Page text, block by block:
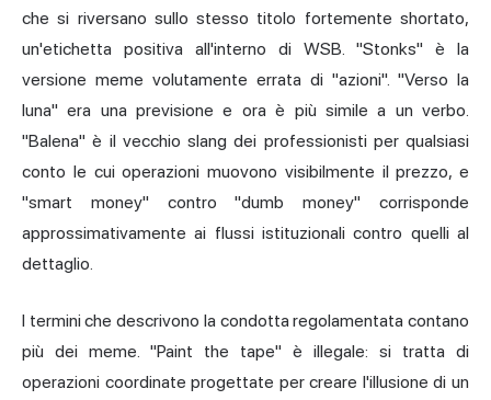
che si riversano sullo stesso titolo fortemente shortato,
un'etichetta positiva all'interno di WSB. "Stonks" è la
versione meme volutamente errata di "azioni". "Verso la
luna" era una previsione e ora è più simile a un verbo.
"Balena" è il vecchio slang dei professionisti per qualsiasi
conto le cui operazioni muovono visibilmente il prezzo, e
"smart money" contro "dumb money" corrisponde
approssimativamente ai flussi istituzionali contro quelli al
dettaglio.
I termini che descrivono la condotta regolamentata contano
più dei meme. "Paint the tape" è illegale: si tratta di
operazioni coordinate progettate per creare l'illusione di un